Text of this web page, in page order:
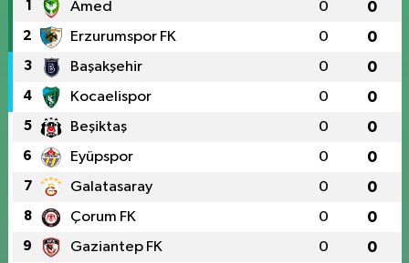
1 Amed 0 0
2 Erzurumspor FK 0 0
3 Başakşehir 0 0
4 Kocaelispor 0 0
5 Beşiktaş 0 0
6 Eyüpspor 0 0
7 Galatasaray 0 0
8 Çorum FK 0 0
9 Gaziantep FK 0 0